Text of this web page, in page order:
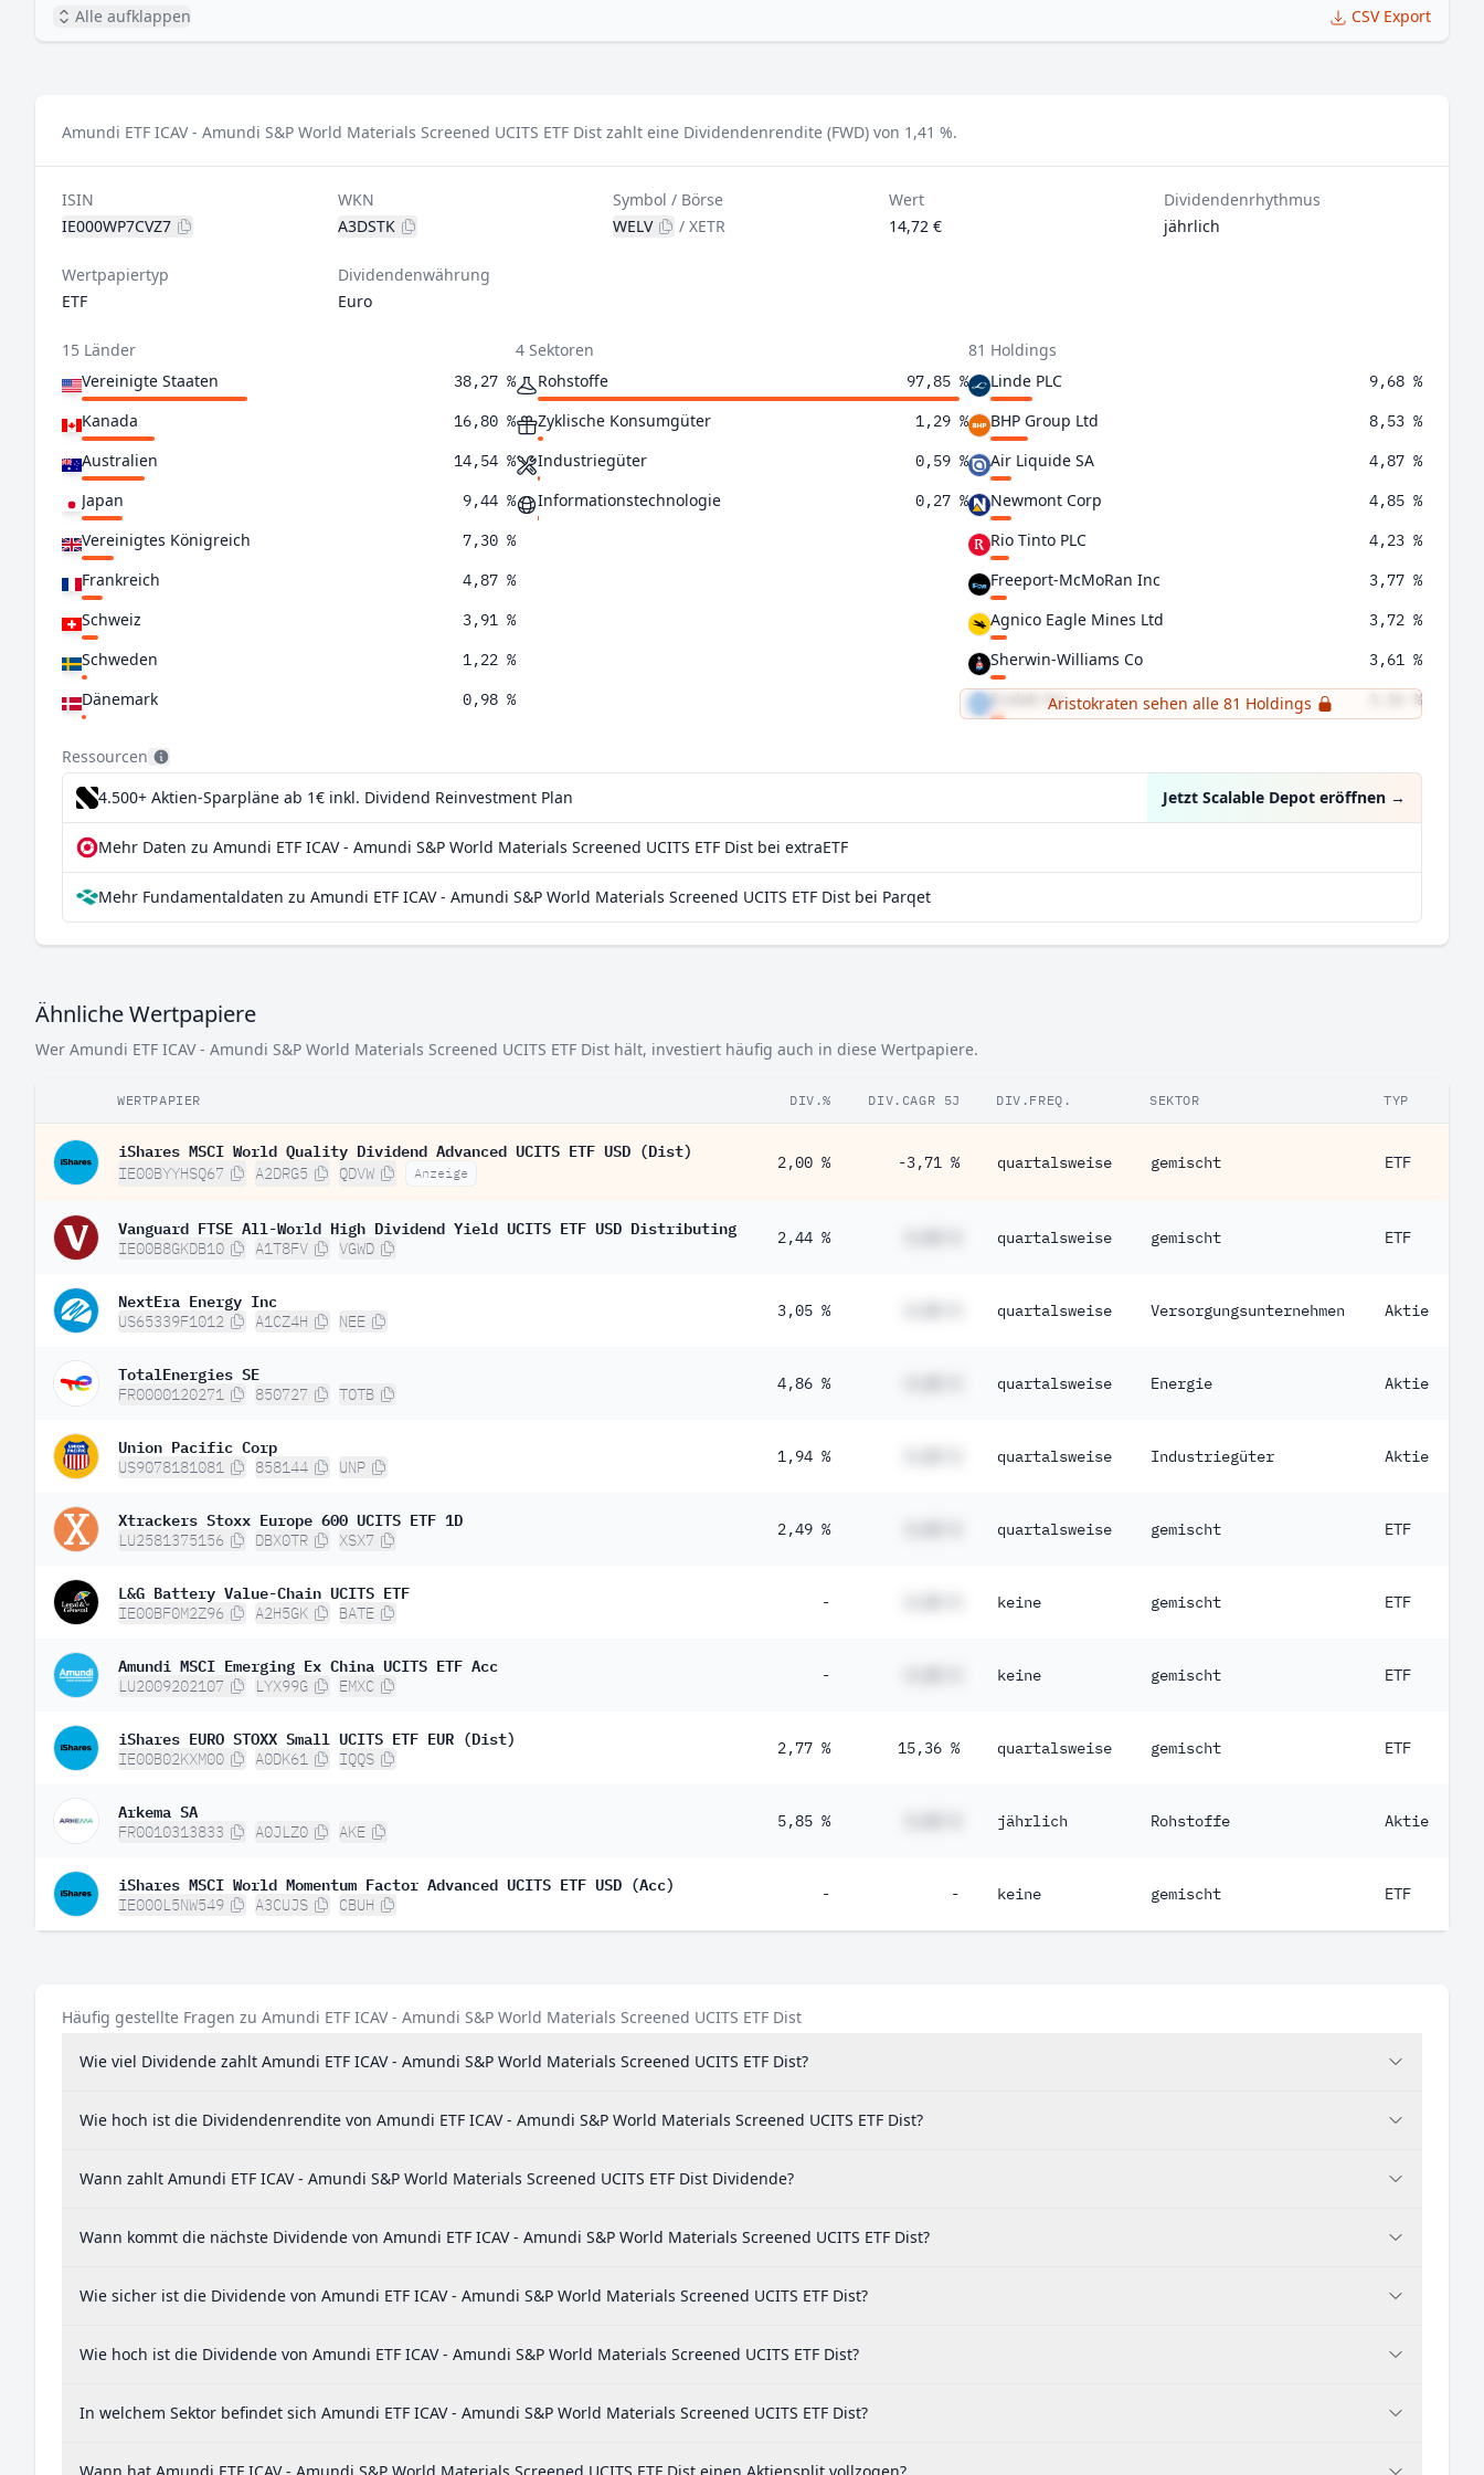
Alle aufklappen CSV Export
Amundi ETF ICAV - Amundi S&P World Materials Screened UCITS ETF Dist zahlt eine Dividendenrendite (FWD) von 1,41 %.
ISIN
IE000WP7CVZ7
WKN
A3DSTK
Symbol / Börse
WELV
/XETR
Wert
14,72 €
Dividendenrhythmus
jährlich
Wertpapiertyp
ETF
Dividendenwährung
Euro
15 Länder
Vereinigte Staaten
38,27 %
Kanada 16,80 %
Australien 14,54 %
Japan 9,44 %
Vereinigtes Königreich 7,30 %
Frankreich 4,87 %
Schweiz 3,91 %
Schweden 1,22 %
Dänemark 0,98 %
Norwegen 0,71 %
Deutschland 0,54 %
Mexiko 0,27 %
Belgien 0,23 %
4 Sektoren
Rohstoffe
97,85 %
Zyklische Konsumgüter 1,29 %
Industriegüter 0,59 %
Informationstechnologie 0,27 %
81 Holdings
Linde PLC
9,68 %
BHP Group Ltd 8,53 %
Air Liquide SA 4,87 %
Newmont Corp 4,85 %
Rio Tinto PLC 4,23 %
Freeport-McMoRan Inc 3,77 %
Agnico Eagle Mines Ltd 3,72 %
Sherwin-Williams Co 3,61 %
Ecolab Inc 3,16 %
Aristokraten sehen alle 81 Holdings
Ressourcen
4.500+ Aktien-Sparpläne ab 1€ inkl. Dividend Reinvestment Plan Jetzt Scalable Depot eröffnen →
Mehr Daten zu Amundi ETF ICAV - Amundi S&P World Materials Screened UCITS ETF Dist bei extraETF
Mehr Fundamentaldaten zu Amundi ETF ICAV - Amundi S&P World Materials Screened UCITS ETF Dist bei Parqet
Ähnliche Wertpapiere
Wer Amundi ETF ICAV - Amundi S&P World Materials Screened UCITS ETF Dist hält, investiert häufig auch in diese Wertpapiere.
WERTPAPIER DIV.% DIV.CAGR 5J DIV.FREQ. SEKTOR TYP
iShares MSCI World Quality Dividend Advanced UCITS ETF USD (Dist)
IE00BYYHSQ67 A2DRG5 QDVW Anzeige
2,00 % -3,71 % quartalsweise gemischt ETF
Vanguard FTSE All-World High Dividend Yield UCITS ETF USD Distributing
IE00B8GKDB10 A1T8FV VGWD
2,44 % quartalsweise gemischt ETF
NextEra Energy Inc
US65339F1012 A1CZ4H NEE
3,05 % quartalsweise Versorgungsunternehmen Aktie
TotalEnergies SE
FR0000120271 850727 TOTB
4,86 % quartalsweise Energie Aktie
Union Pacific Corp
US9078181081 858144 UNP
1,94 % quartalsweise Industriegüter Aktie
Xtrackers Stoxx Europe 600 UCITS ETF 1D
LU2581375156 DBX0TR XSX7
2,49 % quartalsweise gemischt ETF
L&G Battery Value-Chain UCITS ETF
IE00BF0M2Z96 A2H5GK BATE
- keine gemischt ETF
Amundi MSCI Emerging Ex China UCITS ETF Acc
LU2009202107 LYX99G EMXC
- keine gemischt ETF
iShares EURO STOXX Small UCITS ETF EUR (Dist)
IE00B02KXM00 A0DK61 IQQS
2,77 % 15,36 % quartalsweise gemischt ETF
Arkema SA
FR0010313833 A0JLZ0 AKE
5,85 % jährlich Rohstoffe Aktie
iShares MSCI World Momentum Factor Advanced UCITS ETF USD (Acc)
IE000L5NW549 A3CUJS CBUH
- - keine gemischt ETF
Häufig gestellte Fragen zu Amundi ETF ICAV - Amundi S&P World Materials Screened UCITS ETF Dist
Wie viel Dividende zahlt Amundi ETF ICAV - Amundi S&P World Materials Screened UCITS ETF Dist?
Wie hoch ist die Dividendenrendite von Amundi ETF ICAV - Amundi S&P World Materials Screened UCITS ETF Dist?
Wann zahlt Amundi ETF ICAV - Amundi S&P World Materials Screened UCITS ETF Dist Dividende?
Wann kommt die nächste Dividende von Amundi ETF ICAV - Amundi S&P World Materials Screened UCITS ETF Dist?
Wie sicher ist die Dividende von Amundi ETF ICAV - Amundi S&P World Materials Screened UCITS ETF Dist?
Wie hoch ist die Dividende von Amundi ETF ICAV - Amundi S&P World Materials Screened UCITS ETF Dist?
In welchem Sektor befindet sich Amundi ETF ICAV - Amundi S&P World Materials Screened UCITS ETF Dist?